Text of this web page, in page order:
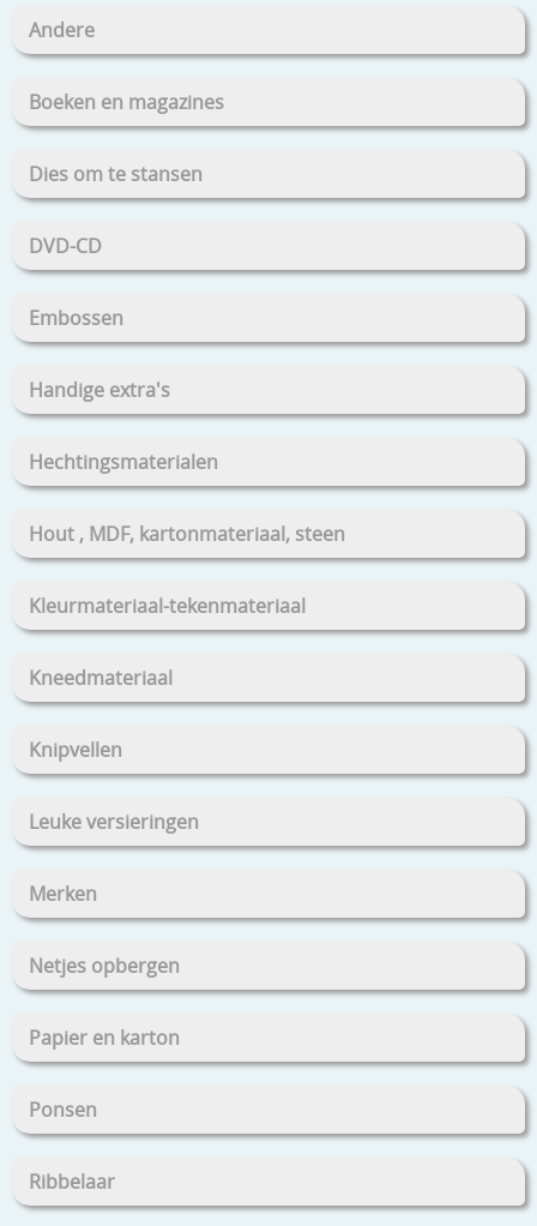
Andere
Boeken en magazines
Dies om te stansen
DVD-CD
Embossen
Handige extra's
Hechtingsmaterialen
Hout , MDF, kartonmateriaal, steen
Kleurmateriaal-tekenmateriaal
Kneedmateriaal
Knipvellen
Leuke versieringen
Merken
Netjes opbergen
Papier en karton
Ponsen
Ribbelaar